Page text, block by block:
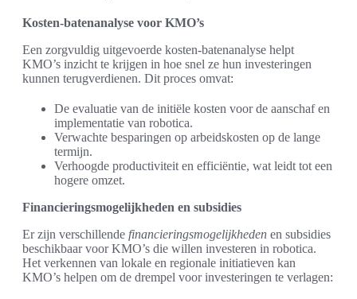
Kosten-batenanalyse voor KMO’s
Een zorgvuldig uitgevoerde kosten-batenanalyse helpt
KMO’s inzicht te krijgen in hoe snel ze hun investeringen
kunnen terugverdienen. Dit proces omvat:
De evaluatie van de initiële kosten voor de aanschaf en
implementatie van robotica.
Verwachte besparingen op arbeidskosten op de lange
termijn.
Verhoogde productiviteit en efficiëntie, wat leidt tot een
hogere omzet.
Financieringsmogelijkheden en subsidies
Er zijn verschillende financieringsmogelijkheden en subsidies
beschikbaar voor KMO’s die willen investeren in robotica.
Het verkennen van lokale en regionale initiatieven kan
KMO’s helpen om de drempel voor investeringen te verlagen: